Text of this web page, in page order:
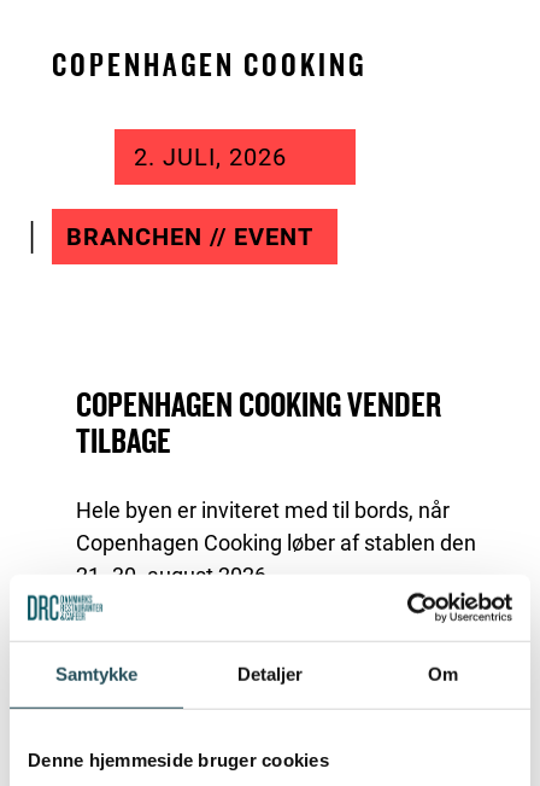
Samtykke Detaljer Om
Denne hjemmeside bruger cookies
COPENHAGEN COOKING
2. JULI, 2026
BRANCHEN // EVENT
COPENHAGEN COOKING VENDER
TILBAGE
Hele byen er inviteret med til bords, når
Copenhagen Cooking løber af stablen den
21.-30. august 2026.
Glæd dig til ti dage med langbordsmiddage
under åben himmel, smagninger,
der hver dag former vores madkultur.